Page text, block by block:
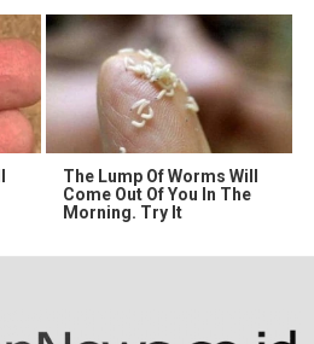
The Lump Of Worms Will
Come Out Of You In The
Morning. Try It